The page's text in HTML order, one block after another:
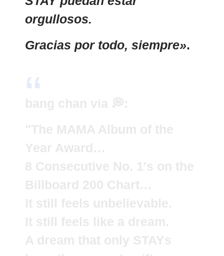
orgullosos.
Gracias por todo, siempre».